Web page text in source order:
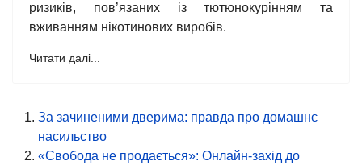
ризиків, пов’язаних із тютюнокурінням та
вживанням нікотинових виробів.
Читати далі...
За зачиненими дверима: правда про домашнє
насильство
«Свобода не продається»: Онлайн-захід до